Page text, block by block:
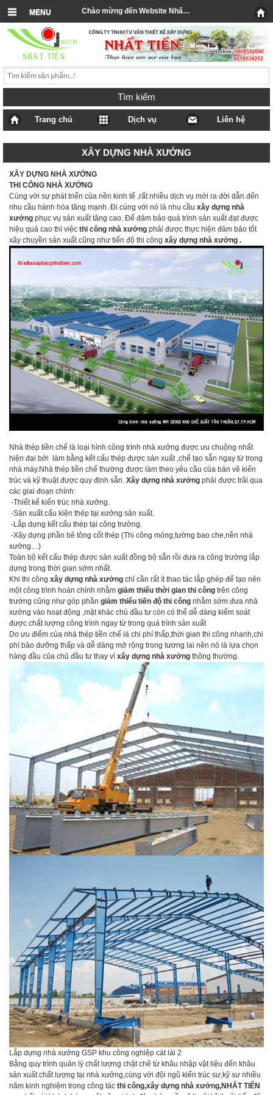
Chào mừng đến Website Nhất Tiến
MENU
Tìm kiếm
Trang chủ Dịch vụ Liên hệ
XÂY DỰNG NHÀ XƯỞNG
XÂY DỰNG NHÀ XƯỞNG
THI CÔNG NHÀ XƯỞNG
Cùng với sự phát triển của nền kinh tế ,rất nhiều dịch vụ mới ra đời dẫn đến
nhu cầu hành hóa tăng mạnh. Đi cùng với nó là nhu cầu xây dựng nhà
xưởng phục vụ sản xuất tăng cao. Để đảm bảo quá trình sản xuất đạt được
hiệu quả cao thì việc thi công nhà xưởng phải được thực hiện đảm bảo tốt
xây chuyền sản xuất cũng như tiến độ thi công xây dựng nhà xưởng .
Nhà thép tiền chế là loại hình công trình nhà xưởng được ưu chuộng nhất
hiện đại bởi làm bằng kết cấu thép được sản xuất ,chế tạo sẵn ngay từ trong
nhà máy.Nhà thép tiền chế thường được làm theo yêu cầu của bản vẽ kiến
trúc và kỹ thuật được quy định sẵn. Xây dựng nhà xưởng phải được trãi qua
các giai đoạn chính:
-Thiết kế kiến trúc nhà xưởng.
-Sản xuất cấu kiện thép tại xưởng sản xuất.
-Lắp dựng kết cấu thép tại công trường.
-Xây dựng phần bê tông cốt thép (Thi công móng,tường bao che,nền nhà
xưởng…)
Toàn bộ kết cấu thép được sản xuất đồng bộ sẵn rồi đưa ra công trường lắp
dựng trong thời gian sớm nhất.
Khi thi công xây dựng nhà xưởng chỉ cần rất ít thao tác lắp ghép để tạo nên
một công trình hoàn chỉnh nhằm giảm thiểu thời gian thi công trên công
trường cũng như góp phần giảm thiểu tiến độ thi công nhằm sớm đưa nhà
xưởng vào hoạt động ,mặt khác chủ đầu tư còn có thể dễ dàng kiểm soát
được chất lượng công trình ngay từ trong quá trình sản xuất
Do ưu điểm của nhà thép tiền chế là chi phí thấp,thời gian thi công nhanh,chi
phí bảo dưỡng thấp và dễ dàng mở rộng trong tương lai nên nó là lựa chọn
hàng đầu của chủ đầu tư thay vì xây dựng nhà xưởng thông thường.
Lắp dựng nhà xưởng GSP khu công nghiệp cát lái 2
Bằng quy trình quản lý chất lượng chặt chẽ từ khâu nhập vật liệu đến khâu
sản xuất chất lượng tại nhà xưởng,cùng với đội ngũ kiến trúc sư,kỹ sư nhiều
năm kinh nghiệm trong công tác thi công,xây dựng nhà xưởng,NHẤT TIẾN